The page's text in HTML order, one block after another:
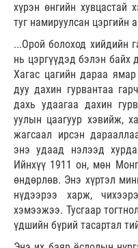
хүрэн өнгийн хувцастай
туг намируулсан цэргийн
...Орой болоход хийдийн
нь цэргүүдэд бэлэн байх
Хагас цагийн дараа
дуу дахин гурвантаа
дахь удаагаа дахин
уулын цаагуур хэвийж,
жагсаал ирсэн
энэ удаад нэлээд
Ийнхүү 1911 он, мөн
өндөрлөв. Энэ хүртэл
нүдээрээ харж,
хэмээжээ. Тусгаар
үдшийн бүрий тасартал